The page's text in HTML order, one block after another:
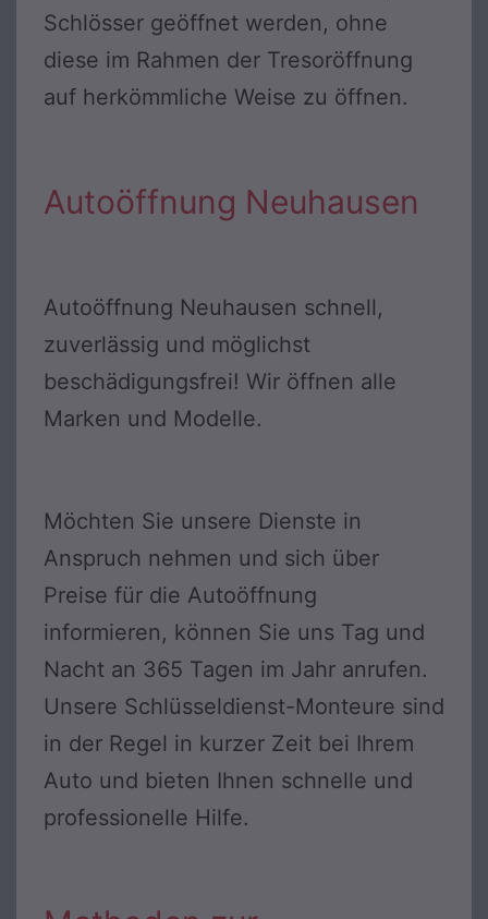
Schlösser geöffnet werden, ohne
diese im Rahmen der Tresoröffnung
auf herkömmliche Weise zu öffnen.
Autoöffnung Neuhausen
Autoöffnung Neuhausen schnell,
zuverlässig und möglichst
beschädigungsfrei! Wir öffnen alle
Marken und Modelle.
Möchten Sie unsere Dienste in
Anspruch nehmen und sich über
Preise für die Autoöffnung
informieren, können Sie uns Tag und
Nacht an 365 Tagen im Jahr anrufen.
Unsere Schlüsseldienst-Monteure sind
in der Regel in kurzer Zeit bei Ihrem
Auto und bieten Ihnen schnelle und
professionelle Hilfe.